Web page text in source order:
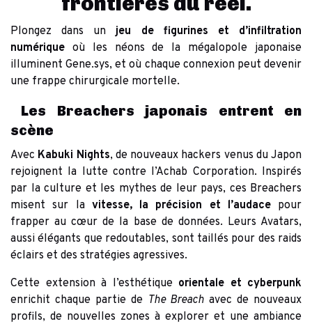
Plongez dans unjeu de figurines et d’infiltration
numérique où les néons de la mégalopole japonaise
illuminent Gene.sys, et où chaque connexion peut devenir
une frappe chirurgicale mortelle.
Les Breachers japonais entrent en
scène
Avec Kabuki Nights, de nouveaux hackers venus du Japon
rejoignent la lutte contre l’Achab Corporation. Inspirés
par la culture et les mythes de leur pays, ces Breachers
misent sur la vitesse, la précision et l’audacepour
frapper au cœur de la base de données. Leurs Avatars,
aussi élégants que redoutables, sont taillés pour des raids
éclairs et des stratégies agressives.
Cette extension à l’esthétique orientale et cyberpunk
enrichit chaque partie de The Breach avec de nouveaux
profils, de nouvelles zones à explorer et une ambiance